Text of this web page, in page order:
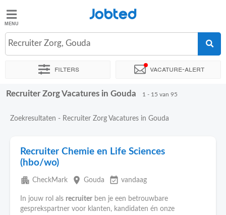
Jobted
Vacatures
Salarissen
Jobted
Recruiter Zorg, Gouda
Filters Vacature-alert
Sorteer op Exacte locatie Bedrijf Uitzendbureau
Recruiter Zorg Vacatures in Gouda 1 - 15 van 95
Zoekresultaten - Recruiter Zorg Vacatures in Gouda
Recruiter Chemie en Life Sciences
(hbo/wo)
apartment CheckMark place Gouda event_available vandaag
In jouw rol als recruiter ben je een betrouwbare
gesprekspartner voor klanten, kandidaten én onze